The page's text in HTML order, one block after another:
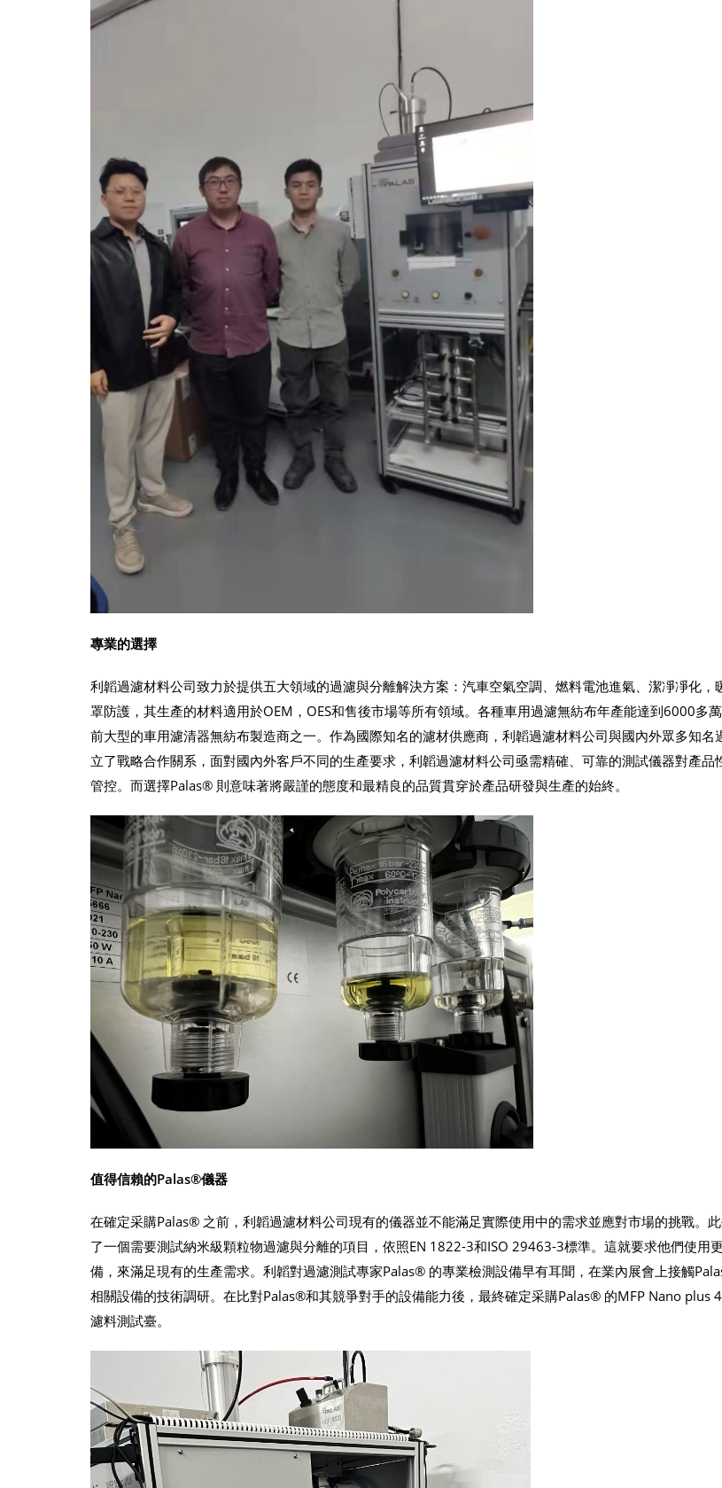
專業的選擇
利韜過濾材料公司致力於提供五大領域的過濾與分離解決方案：汽車空氣空調、燃料電池進氣、潔凈凈化，
罩防護，其生產的材料適用於OEM，OES和售後市場等所有領域。各種車用過濾無紡布年產能達到6000多
前大型的車用濾清器無紡布製造商之一。作為國際知名的濾材供應商，利韜過濾材料公司與國內外眾多知名
立了戰略合作關系，面對國內外客戶不同的生產要求，利韜過濾材料公司亟需精確、可靠的測試儀器對產品
管控。而選擇Palas® 則意味著將嚴謹的態度和最精良的品質貫穿於產品研發與生產的始終。
值得信賴的Palas®儀器
在確定采購Palas® 之前，利韜過濾材料公司現有的儀器並不能滿足實際使用中的需求並應對市場的挑戰。
了一個需要測試納米級顆粒物過濾與分離的項目，依照EN 1822-3和ISO 29463-3標準。這就要求他們使用
備，來滿足現有的生產需求。利韜對過濾測試專家Palas® 的專業檢測設備早有耳聞，在業內展會上接觸
相關設備的技術調研。在比對Palas®和其競爭對手的設備能力後，最終確定采購Palas® 的MFP Nano plus
濾料測試臺。